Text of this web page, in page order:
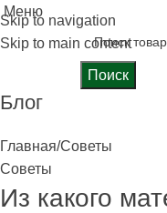
Skip to navigation
Skip to main content
Меню
Поиск
Блог
Главная Советы
Советы
Из какого